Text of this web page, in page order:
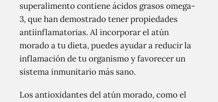
superalimento contiene ácidos grasos omega-
3, que han demostrado tener propiedades
antiinflamatorias. Al incorporar el atún
morado a tu dieta, puedes ayudar a reducir la
inflamación de tu organismo y favorecer un
sistema inmunitario más sano.
Los antioxidantes del atún morado, como el